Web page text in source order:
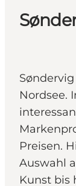
Nordsee.
Preisen.
Auswahl
Kunst bis